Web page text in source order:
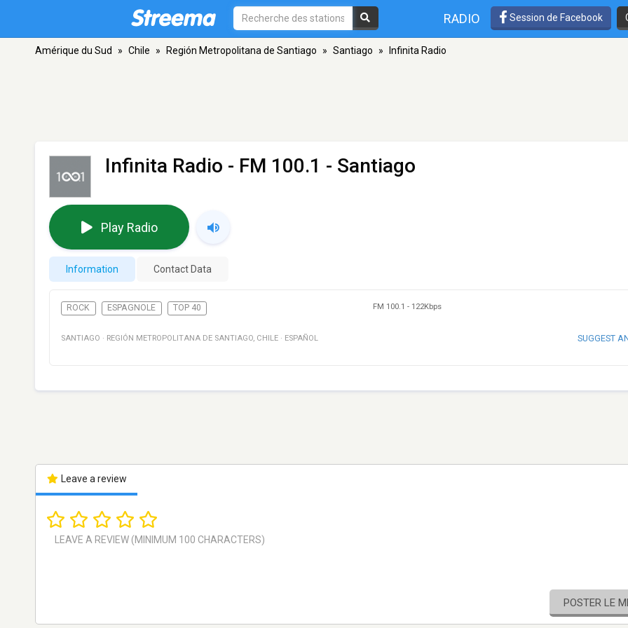
RADIO Session de Facebook
Amérique du Sud » Chile » Región Metropolitana de Santiago » Santiago » Infinita Radio
Infinita Radio - FM 100.1 - Santiago
Play Radio
Information Contact Data
ROCK ESPAGNOLE TOP 40 FM 100.1 - 122Kbps
SANTIAGO · REGIÓN METROPOLITANA DE SANTIAGO, CHILE · ESPAÑOL SUGGEST
Leave a review
POSTER LE